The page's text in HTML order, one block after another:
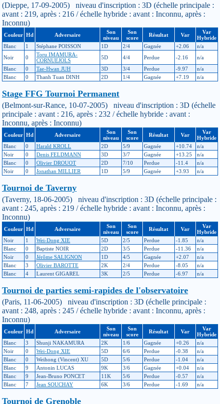
(Dieppe, 17-09-2005) niveau d'inscription : 3D (échelle principale :
avant : 219, après : 216 / échelle hybride : avant : Inconnu, après :
Inconnu)
Couleur Hd Adversaire
Son
niveau
Son
score
Résultat Var
Var
Hybride
Blanc
1 Stéphane POISSON 1D 2/4 Gagnée +2.06
n/a
Noir
0
Toru IMAMURA-
CORNUEJOLS
5D 4/4 Perdue -2.16
n/a
Blanc
0 Tae-Hwan JUH 3D 3/4 Perdue -9.97
n/a
Blanc
0 Thanh Tuan DINH 2D 1/4 Gagnée +7.19 n/a
Stage FFG Tournoi Permanent
(Belmont-sur-Rance, 10-07-2005) niveau d'inscription : 3D (échelle
principale : avant : 216, après : 232 / échelle hybride : avant :
Inconnu, après : Inconnu)
Couleur Hd Adversaire
Son
niveau
Son
score
Résultat Var
Var
Hybride
Blanc
0 Harald KROLL 2D 5/9 Gagnée +10.74
n/a
Noir
0 Denis FELDMANN 3D 3/7 Gagnée +13.25
n/a
Blanc
0 Olivier DROUOT 2D 7/10 Perdue -11.4
n/a
Noir
0 Jonathan MILLIER 1D 5/9 Gagnée +3.93 n/a
Tournoi de Taverny
(Taverny, 18-06-2005) niveau d'inscription : 3D (échelle principale :
avant : 245, après : 219 / échelle hybride : avant : Inconnu, après :
Inconnu)
Couleur Hd Adversaire
Son
niveau
Son
score
Résultat Var
Var
Hybride
Noir
1 Wei-Dong XIE 5D 2/5 Perdue -1.85
n/a
Blanc
0 Baptiste NOIR 2D 3/5 Perdue -11.36
n/a
Noir
0 Jérôme SALIGNON 1D 4/5 Gagnée +2.07
n/a
Blanc
3 Olivier BAROTTE 2K 2/4 Perdue -8.05
n/a
Blanc
4 Laurent GIGAREL 3K 2/5 Perdue -6.97 n/a
Tournoi de parties semi-rapides de l'observatoire
(Paris, 11-06-2005) niveau d'inscription : 3D (échelle principale :
avant : 248, après : 245 / échelle hybride : avant : Inconnu, après :
Inconnu)
Couleur Hd Adversaire
Son
niveau
Son
score
Résultat Var
Var
Hybride
Blanc
3 Shunji NAKAMURA 2K 1/6 Gagnée +0.26
n/a
Noir
0 Wei-Dong XIE 5D 6/6 Perdue -0.38
n/a
Blanc
0 Weihong (Vincent) XU 5D 5/6 Perdue -1.04
n/a
Blanc
9 Antonin LUCAS 9K 3/6 Gagnée +0.04
n/a
Blanc
9 Jean-Bruno PONCET 11K 5/6 Perdue -0.57
n/a
Blanc
7 Jean SOUCHAY 6K 3/6 Perdue -1.69 n/a
Tournoi de Grenoble